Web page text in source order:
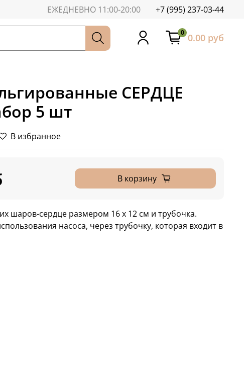
ЕЖЕДНЕВНО 11:00-20:00 +7 (995) 237-03-44
0 0.00 руб
СЕРДЦЕ
5 шт
В избранное
В корзину
шаров-сердце размером 16 х 12 см и трубочка.
насоса, через трубочку, которая входит в